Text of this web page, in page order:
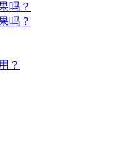
吗？
吗？
？